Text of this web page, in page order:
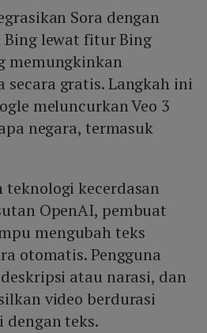
Sora dengan
lewat fitur Bing
memungkinkan
secara gratis. Langkah ini
meluncurkan Veo 3
negara, termasuk
teknologi kecerdasan
OpenAI, pembuat
mengubah teks
otomatis. Pengguna
atau narasi, dan
video berdurasi
dengan teks.